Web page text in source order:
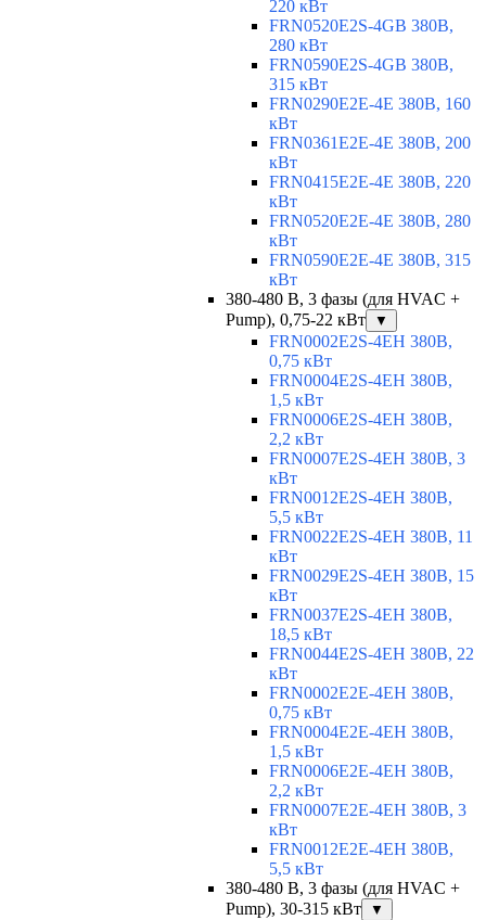
220 кВт
FRN0520E2S-4GB 380В,
280 кВт
FRN0590E2S-4GB 380В,
315 кВт
FRN0290E2E-4E 380В, 160
кВт
FRN0361E2E-4E 380В, 200
кВт
FRN0415E2E-4E 380В, 220
кВт
FRN0520E2E-4E 380В, 280
кВт
FRN0590E2E-4E 380В, 315
кВт
380-480 В, 3 фазы (для HVAC +
Pump), 0,75-22 кВт
▼
FRN0002E2S-4EH 380В,
0,75 кВт
FRN0004E2S-4EH 380В,
1,5 кВт
FRN0006E2S-4EH 380В,
2,2 кВт
FRN0007E2S-4EH 380В, 3
кВт
FRN0012E2S-4EH 380В,
5,5 кВт
FRN0022E2S-4EH 380В, 11
кВт
FRN0029E2S-4EH 380В, 15
кВт
FRN0037E2S-4EH 380В,
18,5 кВт
FRN0044E2S-4EH 380В, 22
кВт
FRN0002E2E-4EH 380В,
0,75 кВт
FRN0004E2E-4EH 380В,
1,5 кВт
FRN0006E2E-4EH 380В,
2,2 кВт
FRN0007E2E-4EH 380В, 3
кВт
FRN0012E2E-4EH 380В,
5,5 кВт
380-480 В, 3 фазы (для HVAC +
Pump), 30-315 кВт
▼